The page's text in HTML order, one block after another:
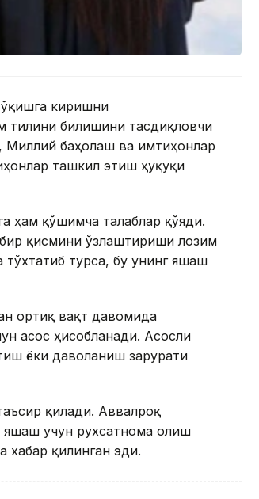
ўқишга киришни
тилини билишини тасдиқловчи
Миллий баҳолаш ва имтиҳонлар
ташкил этиш ҳуқуқи
ҳам қўшимча талаблар қўяди.
қисмини ўзлаштириши лозим
турса, бу унинг яшаш
ортиқ вақт давомида
асос ҳисобланади. Асосли
ёки даволаниш зарурати
қилади. Аввалроқ
яшаш учун рухсатнома олиш
хабар қилинган эди.